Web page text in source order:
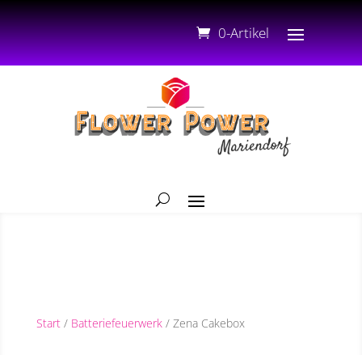
0-Artikel
Start/ Batteriefeuerwerk/ Zena Cakebox